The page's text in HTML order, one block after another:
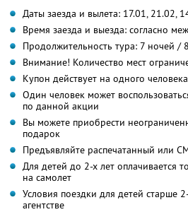
Даты заезда и вылета: 17.01, 21.02,
Время заезда и выезда: согласно
Продолжительность тура: 7 ночей /
Внимание! Количество мест
Купон действует на одного человека
Один человек может
по данной акции
Вы можете приобрести
подарок
Предъявляйте распечатанный или
Для детей до 2-х лет оплачивается
на самолет
Условия поездки для детей старше
агентстве